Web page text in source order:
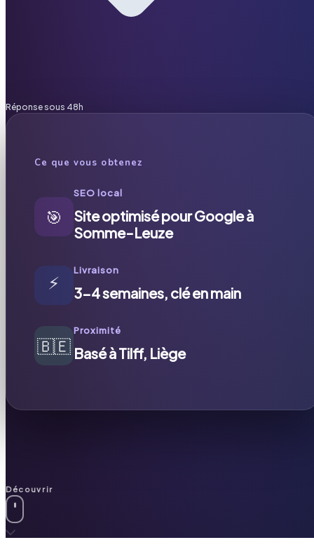
Réponse sous 48h
Ce que vous obtenez
🎯
SEO local
Site optimisé pour Google à
Somme-Leuze
⚡
Livraison
3-4 semaines, clé en main
🇧🇪
Proximité
Basé à Tilff, Liège
Découvrir